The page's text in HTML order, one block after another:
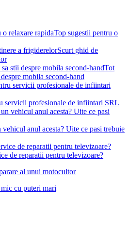
Top sugestii pentru o
Scurt ghid de
Tot
mobila second-hand
servicii profesionale de infiintari SRL
anul acesta? Uite ce pasi trebuie
de reparatii pentru televizoare?
al unui motocultor
cu puteri mari